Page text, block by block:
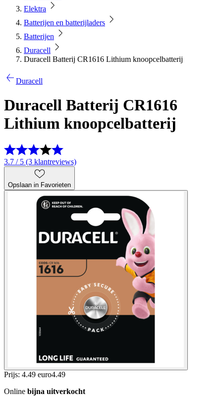
Elektra
Batterijen en batterijladers
Batterijen
Duracell
Duracell Batterij CR1616 Lithium knoopcelbatterij
Duracell
Duracell Batterij CR1616
Lithium knoopcelbatterij
3.7 / 5 (3 klantreviews)
Opslaan in Favorieten
Prijs: 4.49 euro4.49
Online bijna uitverkocht